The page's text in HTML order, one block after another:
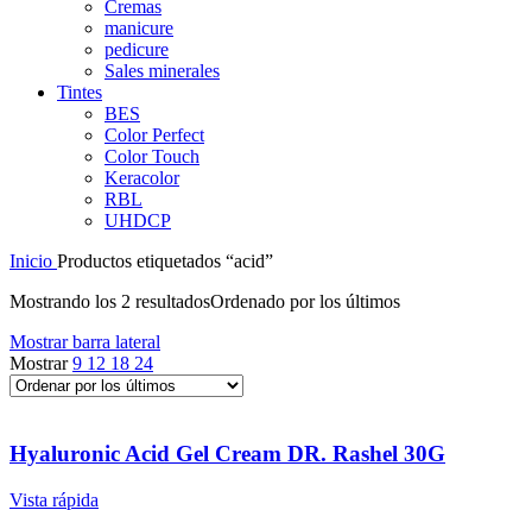
Cremas
manicure
pedicure
Sales minerales
Tintes
BES
Color Perfect
Color Touch
Keracolor
RBL
UHDCP
Inicio Productos etiquetados “acid”
Mostrando los 2 resultadosOrdenado por los últimos
Mostrar barra lateral
Mostrar9 12 18 24
Hyaluronic Acid Gel Cream DR. Rashel 30G
Vista rápida